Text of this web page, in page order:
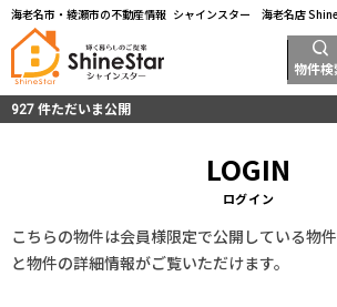
海老名市・綾瀬市の不動産情報 シャインスター 海老名店
物件検
927 件ただいま公開
LOGIN
ログイン
こちらの物件は会員様限定で公開している物
と物件の詳細情報がご覧いただけます。